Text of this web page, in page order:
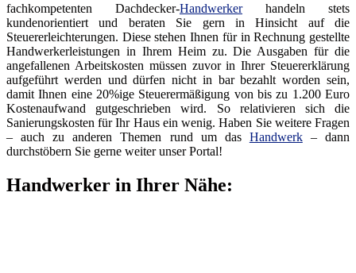
fachkompetenten Dachdecker-Handwerkerhandeln stets
kundenorientiert und beraten Sie gern in Hinsicht auf die
Steuererleichterungen. Diese stehen Ihnen für in Rechnung gestellte
Handwerkerleistungen in Ihrem Heim zu. Die Ausgaben für die
angefallenen Arbeitskosten müssen zuvor in Ihrer Steuererklärung
aufgeführt werden und dürfen nicht in bar bezahlt worden sein,
damit Ihnen eine 20%ige Steuerermäßigung von bis zu 1.200 Euro
Kostenaufwand gutgeschrieben wird. So relativieren sich die
Sanierungskosten für Ihr Haus ein wenig. Haben Sie weitere Fragen
– auch zu anderen Themen rund um das Handwerk– dann
durchstöbern Sie gerne weiter unser Portal!
Handwerker in Ihrer Nähe: